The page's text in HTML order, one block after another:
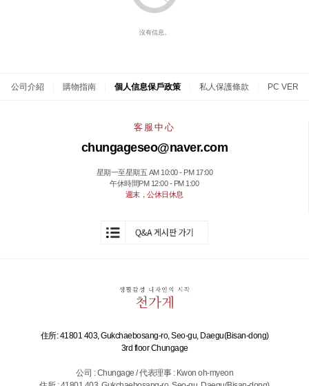
沒有信息。
公司介紹 購物指南 個人信息保戶政策 私人保護條款 PC VER
客服中心
chungageseo@naver.com
星期一至星期五 AM 10:00 - PM 17:00
午休時間PM 12:00 - PM 1:00
週末，公休日休息
住所: 41801 403, Gukchaebosang-ro, Seo-gu, Daegu(Bisan-dong)
3rd floor Chungage
公司 : Chungage / 代表理事 : Kwon oh-myeon